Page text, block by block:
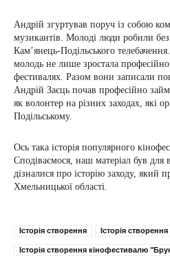
Андрій згуртував поруч із собою
музикантів. Молоді люди робили
Кам’янець-Подільського
молодь не лише зростала
фестивалях. Разом вони записали
Андрій Заєць почав професійно
як волонтер на різних заходах, які
Подільському.
Ось така історія популярного
Сподіваємося, наш матеріал був для
дізналися про історію заходу, який
Хмельницької області.
Історія створення Історія
Історія створення кінофестивалю